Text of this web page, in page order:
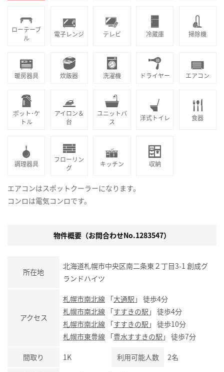
ローテーブ
ル
電子レンジ テレビ 冷蔵庫 掃除機
暖房器具 炊飯器 洗濯機 ドライヤー エアコン
ポット･ケ
トル
アイロン＆
台
ユニットバ
ス
洋式トイレ 食器
調理器具
フローリン
グ
キッチン 収納
エアコンはスポットクーラーになります。
コンロは電気コンロです。
物件概要（お問合わせNo.1283547）
所在地
北海道札幌市中央区南二条東２丁目3-1 創成グ
ランドハイツ
アクセス
札幌市南北線 「大通駅 」 徒歩4分
札幌市南北線 「すすきの駅 」 徒歩4分
札幌市南北線 「すすきの駅 」 徒歩10分
札幌市東豊線 「豊水すすきの駅 」 徒歩7分
間取り 1K 利用可能人数 2名